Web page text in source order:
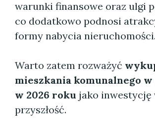
warunki finansowe oraz ulgi
co dodatkowo podnosi
formy nabycia nieruchomości.
Warto zatem rozważyć
mieszkania komunalnego w
w 2026 roku jako inwestycję
przyszłość.